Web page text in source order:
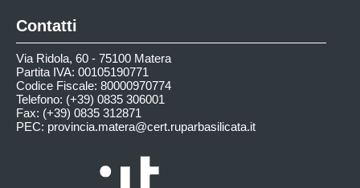
Contatti
Via Ridola, 60 - 75100 Matera
Partita IVA: 00105190771
Codice Fiscale: 80000970774
Telefono: (+39) 0835 306001
Fax: (+39) 0835 312871
PEC: provincia.matera@cert.ruparbasilicata.it